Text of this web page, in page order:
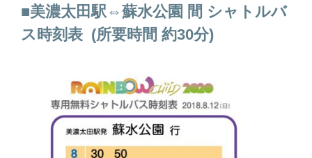
■美濃太田駅⇔蘇水公園 間 シャトルバ
ス時刻表 (所要時間 約30分)